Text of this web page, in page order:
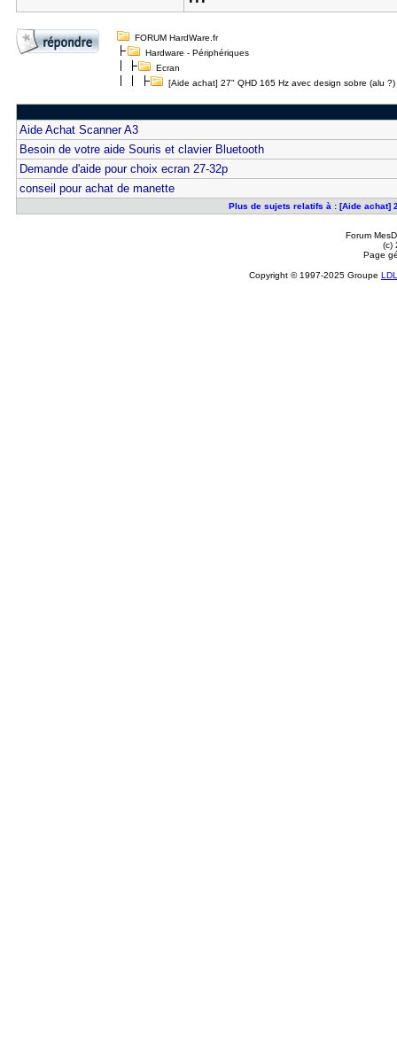
FORUM HardWare.fr
Hardware - Périphériques
Ecran
[Aide achat] 27" QHD 165 Hz avec design sobre (alu ?)
Aide Achat Scanner A3
Besoin de votre aide Souris et clavier Bluetooth
Demande d'aide pour choix ecran 27-32p
conseil pour achat de manette
Plus de sujets relatifs à : [Aide achat]
Forum
(c)
Page
Copyright © 1997-2025 Groupe